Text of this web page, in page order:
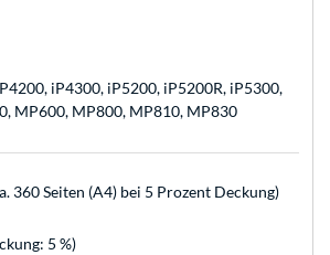
iP4300, iP5200, iP5200R, iP5300,
MP600, MP800, MP810, MP830
360 Seiten (A4) bei 5 Prozent Deckung)
5 %)